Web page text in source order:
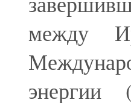
между
энергии